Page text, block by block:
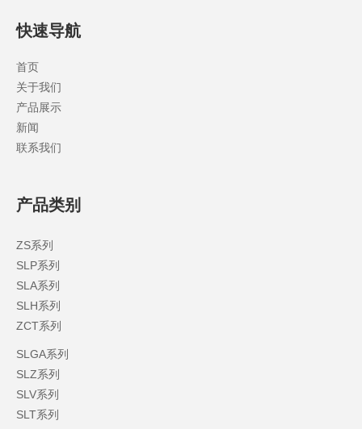
快速导航
首页
关于我们
产品展示
新闻
联系我们
产品类别
ZS系列
SLP系列
SLA系列
SLH系列
ZCT系列
SLGA系列
SLZ系列
SLV系列
SLT系列